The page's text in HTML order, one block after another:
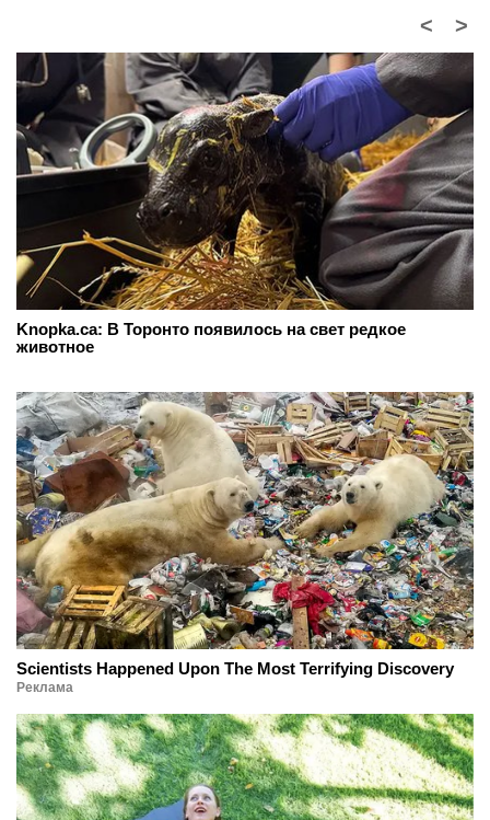
>
<
Knopka.ca: В Торонто появилось на свет редкое
животное
Scientists Happened Upon The Most Terrifying Discovery
Реклама